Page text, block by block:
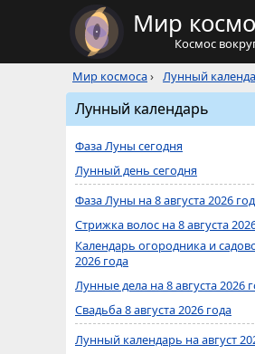
Мир
Космос
Мир космоса› Лунный
Лунный календарь
Фаза Луны сегодня
Лунный день сегодня
Фаза Луны на 8 августа 2026
Стрижка волос на 8 августа
Календарь огородника и
2026 года
Лунные дела на 8 августа 2026
Свадьба 8 августа 2026 года
Лунный календарь на август